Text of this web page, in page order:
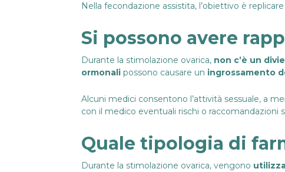
Nella fecondazione assistita, l’obiettivo è
Si possono avere
Durante la stimolazione ovarica, non c’è un
ormonali possono causare un ingrossamento
Alcuni medici consentono l’attività sessuale, a
con il medico eventuali rischi o raccomandazioni
Quale tipologia di
Durante la stimolazione ovarica, vengono